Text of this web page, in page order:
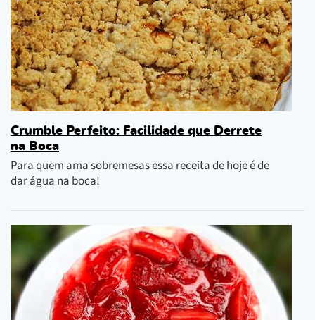
Crumble Perfeito: Facilidade que Derrete
na Boca
Para quem ama sobremesas essa receita de hoje é de
dar água na boca!